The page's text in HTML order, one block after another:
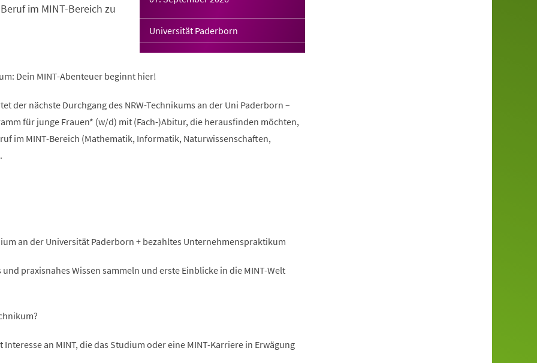
Universität Paderborn
im MINT-Bereich zu
Dein MINT-Abenteuer beginnt hier!
der nächste Durchgang des NRW-Technikums an der Uni Paderborn –
für junge Frauen* (w/d) mit (Fach-)Abitur, die herausfinden möchten,
im MINT-Bereich (Mathematik, Informatik, Naturwissenschaften,
an der Universität Paderborn + bezahltes Unternehmenspraktikum
praxisnahes Wissen sammeln und erste Einblicke in die MINT-Welt
an MINT, die das Studium oder eine MINT-Karriere in Erwägung